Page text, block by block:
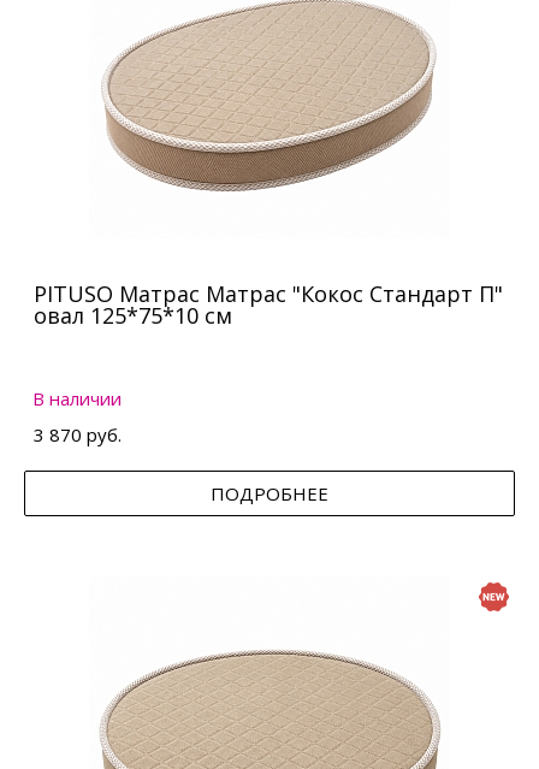
PITUSO Матрас Матрас "Кокос Стандарт П"
овал 125*75*10 см
В наличии
3 870 руб.
ПОДРОБНЕЕ